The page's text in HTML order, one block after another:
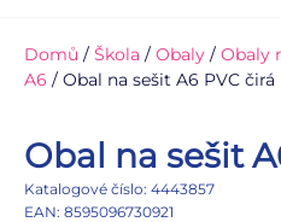
Domů / Škola / Obaly / Obaly
A6 / Obal na sešit A6 PVC čirá
Obal na sešit
Katalogové číslo: 4443857
EAN: 8595096730921